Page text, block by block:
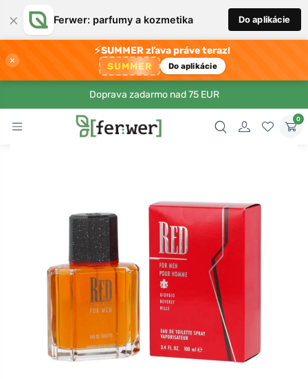
× Ferwer: parfumy a kozmetika Do aplikácie
×
⚡SUMMER zľava práve teraz!
SUMMER Do aplikácie
Doprava zadarmo nad 75 EUR
0